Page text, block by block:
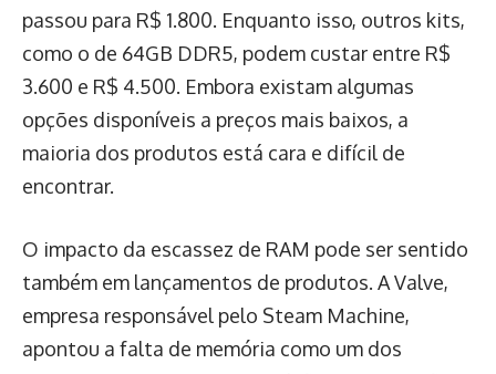
passou para R$ 1.800. Enquanto isso, outros kits,
como o de 64GB DDR5, podem custar entre R$
3.600 e R$ 4.500. Embora existam algumas
opções disponíveis a preços mais baixos, a
maioria dos produtos está cara e difícil de
encontrar.
O impacto da escassez de RAM pode ser sentido
também em lançamentos de produtos. A Valve,
empresa responsável pelo Steam Machine,
apontou a falta de memória como um dos